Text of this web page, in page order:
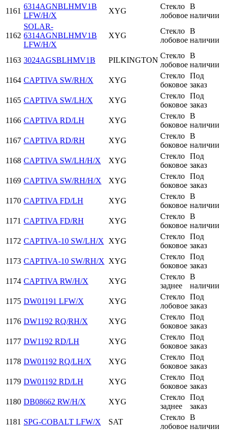
1161
6314AGNBLHMV1B
LFW/H/X
XYG
Стекло
лобовое
В
наличии
1162
SOLAR-
6314AGNBLHMV1B
LFW/H/X
XYG
Стекло
лобовое
В
наличии
1163 3024AGSBLHMV1B PILKINGTON
Стекло
лобовое
В
наличии
1164 CAPTIVA SW/RH/X XYG
Стекло
боковое
Под
заказ
1165 CAPTIVA SW/LH/X XYG
Стекло
боковое
Под
заказ
1166 CAPTIVA RD/LH XYG
Стекло
боковое
В
наличии
1167 CAPTIVA RD/RH XYG
Стекло
боковое
В
наличии
1168 CAPTIVA SW/LH/H/X XYG
Стекло
боковое
Под
заказ
1169 CAPTIVA SW/RH/H/X XYG
Стекло
боковое
Под
заказ
1170 CAPTIVA FD/LH XYG
Стекло
боковое
В
наличии
1171 CAPTIVA FD/RH XYG
Стекло
боковое
В
наличии
1172 CAPTIVA-10 SW/LH/X XYG
Стекло
боковое
Под
заказ
1173 CAPTIVA-10 SW/RH/X XYG
Стекло
боковое
Под
заказ
1174 CAPTIVA RW/H/X XYG
Стекло
заднее
В
наличии
1175 DW01191 LFW/X XYG
Стекло
лобовое
Под
заказ
1176 DW1192 RQ/RH/X XYG
Стекло
боковое
Под
заказ
1177 DW1192 RD/LH XYG
Стекло
боковое
Под
заказ
1178 DW01192 RQ/LH/X XYG
Стекло
боковое
Под
заказ
1179 DW01192 RD/LH XYG
Стекло
боковое
Под
заказ
1180 DB08662 RW/H/X XYG
Стекло
заднее
Под
заказ
1181 SPG-COBALT LFW/X SAT
Стекло
лобовое
В
наличии